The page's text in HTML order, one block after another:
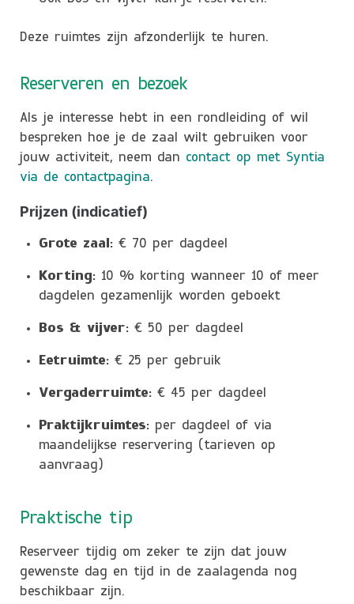
Deze ruimtes zijn afzonderlijk te huren.
Reserveren en bezoek
Als je interesse hebt in een rondleiding of wil
bespreken hoe je de zaal wilt gebruiken voor
jouw activiteit, neem dan contact op met Syntia
via de contactpagina.
Prijzen (indicatief)
Grote zaal: € 70 per dagdeel
Korting: 10 % korting wanneer 10 of meer
dagdelen gezamenlijk worden geboekt
Bos & vijver: € 50 per dagdeel
Eetruimte: € 25 per gebruik
Vergaderruimte: € 45 per dagdeel
Praktijkruimtes: per dagdeel of via
maandelijkse reservering (tarieven op
aanvraag)
Praktische tip
Reserveer tijdig om zeker te zijn dat jouw
gewenste dag en tijd in de zaalagenda nog
beschikbaar zijn.